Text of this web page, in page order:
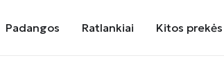
Padangos Ratlankiai Kitos prekės